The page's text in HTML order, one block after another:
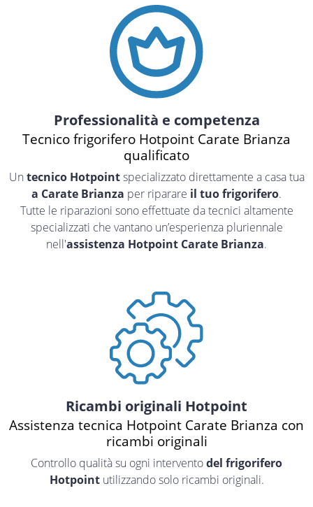
Professionalità e competenza
Tecnico frigorifero Hotpoint Carate Brianza
qualificato
Un tecnico Hotpointspecializzato direttamente a casa tua
a Carate Brianza per riparare il tuo frigorifero.
Tutte le riparazioni sono effettuate da tecnici altamente
specializzati che vantano un’esperienza pluriennale
nell'assistenza Hotpoint Carate Brianza.
Ricambi originali Hotpoint
Assistenza tecnica Hotpoint Carate Brianza con
ricambi originali
Controllo qualità su ogni interventodel frigorifero
Hotpointutilizzando solo ricambi originali.